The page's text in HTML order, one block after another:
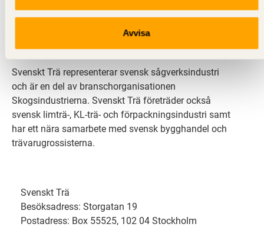
Avvisa
träbyggande för att främja ett hållbart samhälle och
en livskraftig sågverksnäring. Det gör vi genom att
Svenskt Trä representerar svensk sågverksindustri
och är en del av branschorganisationen
Skogsindustrierna. Svenskt Trä företräder också
svensk limträ-, KL-trä- och förpackningsindustri samt
har ett nära samarbete med svensk bygghandel och
trävarugrossisterna.
Svenskt Trä
Besöksadress: Storgatan 19
Postadress: Box 55525, 102 04 Stockholm